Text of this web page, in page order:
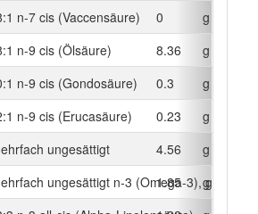
n-7 cis (Vaccensäure)
0
g
n-9 cis (Ölsäure)
8.36
g
n-9 cis (Gondosäure)
0.3
g
n-9 cis (Erucasäure)
0.23
g
ungesättigt
4.56
g
ungesättigt n-3 (Omega-3), gesamt
1.85
g